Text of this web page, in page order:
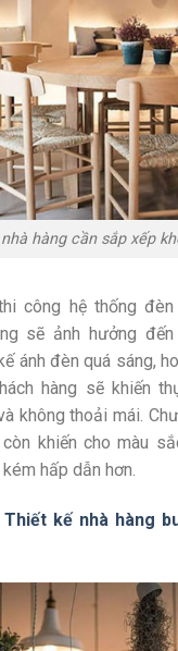
hàng cần sắp xếp
công hệ thống
sẽ ảnh hưởng
ánh đèn quá sáng,
hàng sẽ khiến
không thoải mái.
khiến cho màu
hấp dẫn hơn.
Thiết kế nhà hàng